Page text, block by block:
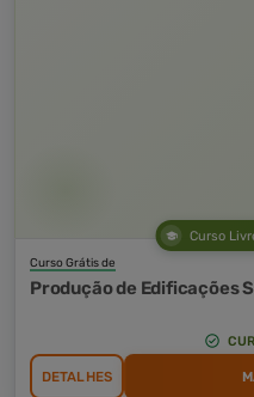
Curso
Curso Grátis de
Produção de Edificações
DETALHES